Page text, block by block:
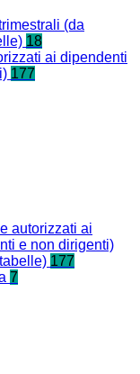
(da
18
ai dipendenti
177
autorizzati ai
e non dirigenti)
177
7